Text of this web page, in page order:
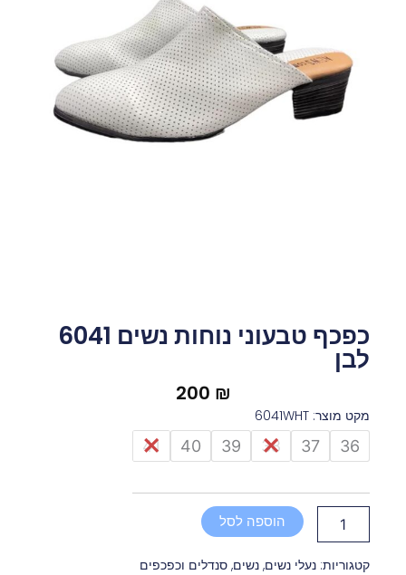
כפכף טבעוני נוחות נשים 6041
לבן
200 ₪
מקט מוצר: 6041WHT
36
37
38
39
40
41
כמות
של
נוחות
נשים
6041
לבן
הוספה לסל
קטגוריות: נעלי נשים, נשים, סנדלים וכפכפים